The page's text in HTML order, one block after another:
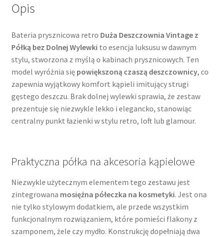
Opis
Bateria prysznicowa retro Duża Deszczownia Vintage z
Półką bez Dolnej Wylewki to esencja luksusu w dawnym
stylu, stworzona z myślą o kabinach prysznicowych. Ten
model wyróżnia się powiększoną czaszą deszczownicy, co
zapewnia wyjątkowy komfort kąpieli imitujący strugi
gęstego deszczu. Brak dolnej wylewki sprawia, że zestaw
prezentuje się niezwykle lekko i elegancko, stanowiąc
centralny punkt łazienki w stylu retro, loft lub glamour.
Praktyczna półka na akcesoria kąpielowe
Niezwykle użytecznym elementem tego zestawu jest
zintegrowana mosiężna półeczka na kosmetyki. Jest ona
nie tylko stylowym dodatkiem, ale przede wszystkim
funkcjonalnym rozwiązaniem, które pomieści flakony z
szamponem, żele czy mydło. Konstrukcję dopełniają dwa